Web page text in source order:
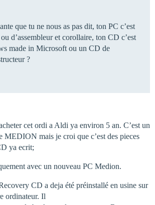
que tu ne nous as pas dit, ton PC c’est
d’assembleur et corollaire, ton CD c’est
made in Microsoft ou un CD de
?
cet ordi a Aldi ya environ 5 an. C’est un
MEDION mais je croi que c’est des pieces
ya ecrit;
avec un nouveau PC Medion.
CD a deja été préinstallé en usine sur
ordinateur. Il